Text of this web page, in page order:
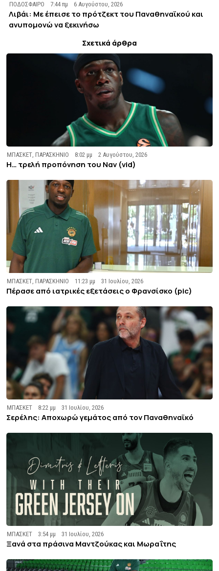
ΠΟΔΟΣΦΑΙΡΟ 7:44 πμ 6 Αυγούστου, 2026
Λιβάι: Με έπεισε το πρότζεκτ του Παναθηναϊκού και
ανυπομονώ να ξεκινήσω
Σχετικά άρθρα
ΜΠΑΣΚΕΤ,ΠΑΡΑΣΚΗΝΙΟ 8:02 μμ 2 Αυγούστου, 2026
Η… τρελή προπόνηση του Ναν (vid)
ΜΠΑΣΚΕΤ,ΠΑΡΑΣΚΗΝΙΟ 11:23 μμ 31 Ιουλίου, 2026
Πέρασε από ιατρικές εξετάσεις ο Φρανσίσκο (pic)
ΜΠΑΣΚΕΤ 8:22 μμ 31 Ιουλίου, 2026
Σερέλης: Αποχωρώ γεμάτος από τον Παναθηναϊκό
ΜΠΑΣΚΕΤ 3:54 μμ 31 Ιουλίου, 2026
Ξανά στα πράσινα Μαντζούκας και Μωραΐτης